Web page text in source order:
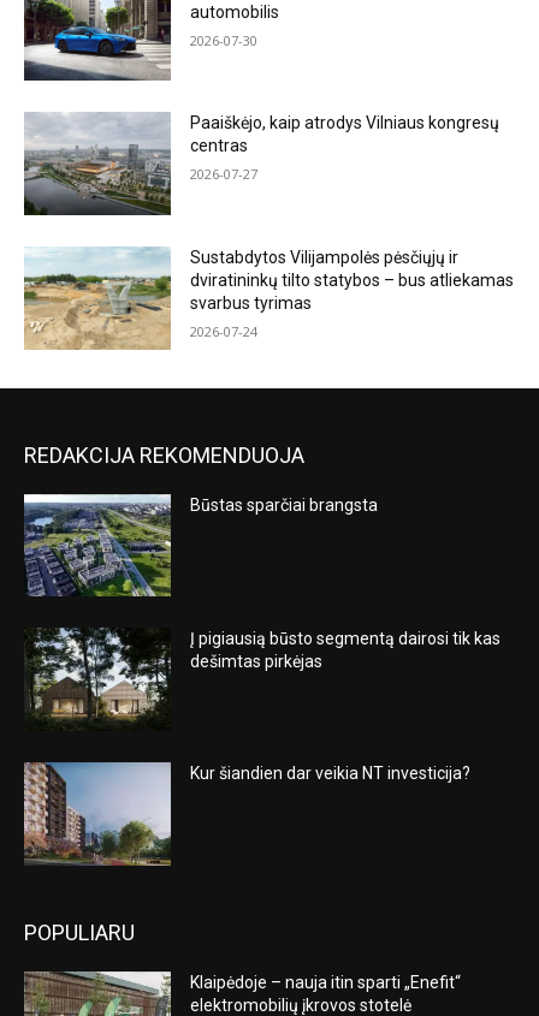
automobilis
2026-07-30
Paaiškėjo, kaip atrodys Vilniaus kongresų
centras
2026-07-27
Sustabdytos Vilijampolės pėsčiųjų ir
dviratininkų tilto statybos – bus atliekamas
svarbus tyrimas
2026-07-24
REDAKCIJA REKOMENDUOJA
Būstas sparčiai brangsta
Į pigiausią būsto segmentą dairosi tik kas
dešimtas pirkėjas
Kur šiandien dar veikia NT investicija?
POPULIARU
Klaipėdoje – nauja itin sparti „Enefit“
elektromobilių įkrovos stotelė